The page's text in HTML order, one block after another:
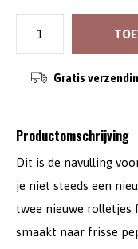
Gratis
Productomschrijving
Dit is de navulling
je niet steeds een
twee nieuwe rolletjes
smaakt naar frisse